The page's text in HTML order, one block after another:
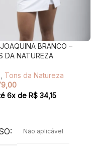
BRANCO –
DA NATUREZA
Tons da Natureza
6x de R$ 34,15
Não aplicável